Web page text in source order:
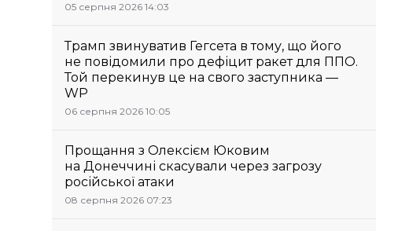
05 серпня 2026 14:03
Трамп звинуватив Гегсета в тому, що його
не повідомили про дефіцит ракет для ППО.
Той перекинув це на свого заступника —
WP
06 серпня 2026 10:05
Прощання з Олексієм Юковим
на Донеччині скасували через загрозу
російської атаки
08 серпня 2026 07:23